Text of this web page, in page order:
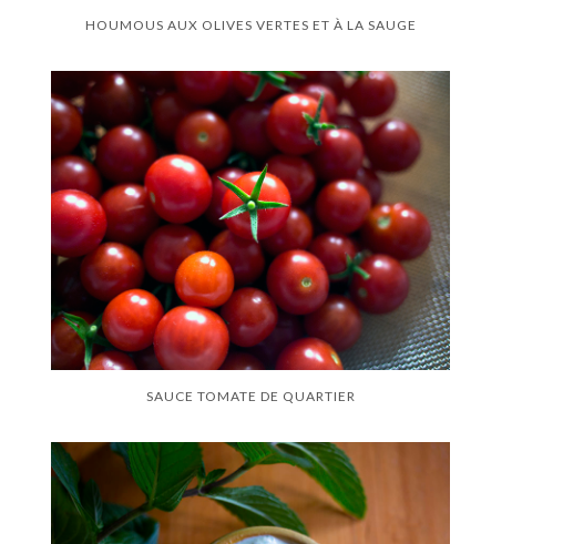
HOUMOUS AUX OLIVES VERTES ET À LA SAUGE
SAUCE TOMATE DE QUARTIER